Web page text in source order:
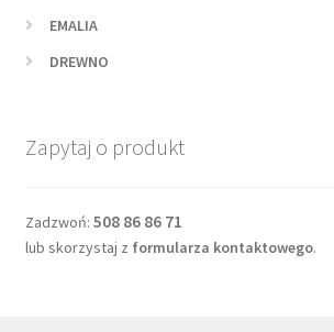
EMALIA
DREWNO
Zapytaj o produkt
Zadzwoń: 508 86 86 71
lub skorzystaj z formularza kontaktowego.